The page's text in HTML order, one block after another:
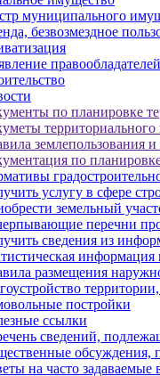
муниципального
безвозмездное
по планировке
землепользования и
по
услугу в сфере
земельный
перечни
сведения из
информация
размещения
постройки
ссылки
сведений,
обсуждения,
на часто